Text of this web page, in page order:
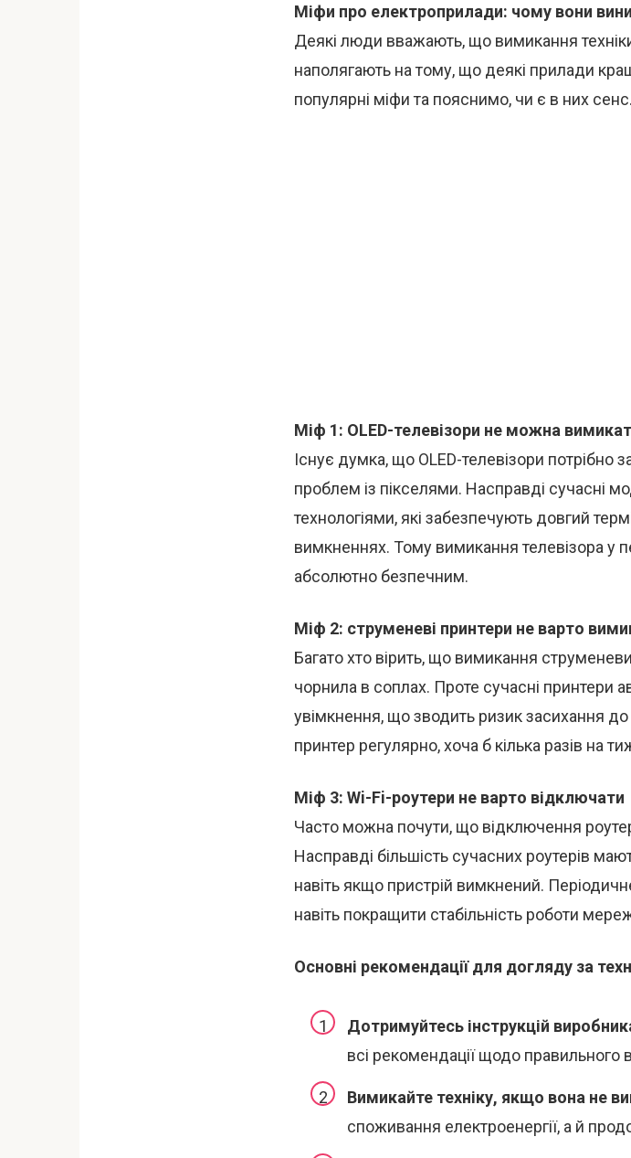
Міфи про електроприлади: чому вони
Деякі люди вважають, що вимикання техніки
наполягають на тому, що деякі прилади
популярні міфи та пояснимо, чи є в них сенс.
Міф 1: OLED-телевізори не можна
Існує думка, що OLED-телевізори потрібно
проблем із пікселями. Насправді сучасні
технологіями, які забезпечують довгий
вимкненнях. Тому вимикання телевізора у
абсолютно безпечним.
Міф 2: струменеві принтери не варто
Багато хто вірить, що вимикання
чорнила в соплах. Проте сучасні принтери
увімкнення, що зводить ризик засихання
принтер регулярно, хоча б кілька разів на
Міф 3: Wi-Fi-роутери не варто відключати
Часто можна почути, що відключення
Насправді більшість сучасних роутерів
навіть якщо пристрій вимкнений.
навіть покращити стабільність роботи
Основні рекомендації для догляду за
Дотримуйтесь інструкцій
всі рекомендації щодо правильного
Вимикайте техніку, якщо вона не
споживання електроенергії, а й